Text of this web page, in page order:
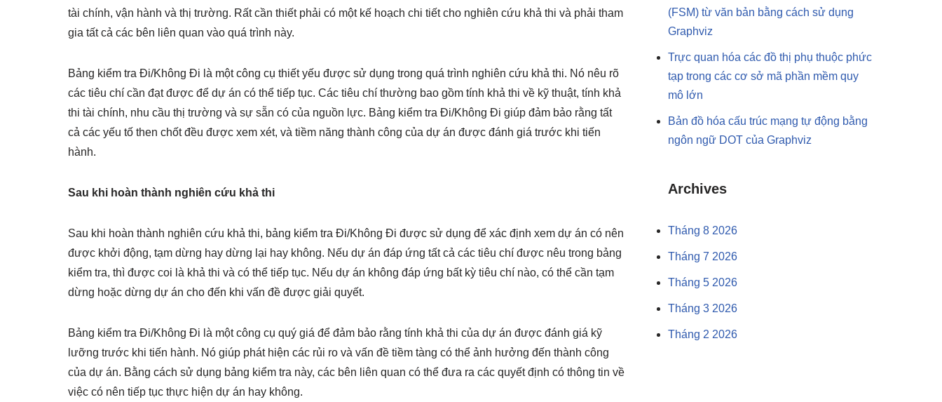
tài chính, vận hành và thị trường. Rất cần thiết phải có một kế hoạch chi tiết cho nghiên cứu khả thi và phải tham
gia tất cả các bên liên quan vào quá trình này.
Bảng kiểm tra Đi/Không Đi là một công cụ thiết yếu được sử dụng trong quá trình nghiên cứu khả thi. Nó nêu rõ
các tiêu chí cần đạt được để dự án có thể tiếp tục. Các tiêu chí thường bao gồm tính khả thi về kỹ thuật, tính khả
thi tài chính, nhu cầu thị trường và sự sẵn có của nguồn lực. Bảng kiểm tra Đi/Không Đi giúp đảm bảo rằng tất
cả các yếu tố then chốt đều được xem xét, và tiềm năng thành công của dự án được đánh giá trước khi tiến
hành.
Sau khi hoàn thành nghiên cứu khả thi
Sau khi hoàn thành nghiên cứu khả thi, bảng kiểm tra Đi/Không Đi được sử dụng để xác định xem dự án có nên
được khởi động, tạm dừng hay dừng lại hay không. Nếu dự án đáp ứng tất cả các tiêu chí được nêu trong bảng
kiểm tra, thì được coi là khả thi và có thể tiếp tục. Nếu dự án không đáp ứng bất kỳ tiêu chí nào, có thể cần tạm
dừng hoặc dừng dự án cho đến khi vấn đề được giải quyết.
Bảng kiểm tra Đi/Không Đi là một công cụ quý giá để đảm bảo rằng tính khả thi của dự án được đánh giá kỹ
lưỡng trước khi tiến hành. Nó giúp phát hiện các rủi ro và vấn đề tiềm tàng có thể ảnh hưởng đến thành công
của dự án. Bằng cách sử dụng bảng kiểm tra này, các bên liên quan có thể đưa ra các quyết định có thông tin về
việc có nên tiếp tục thực hiện dự án hay không.
(FSM) từ văn bản bằng cách sử dụng
Graphviz
Trực quan hóa các đồ thị phụ thuộc phức
tạp trong các cơ sở mã phần mềm quy
mô lớn
Bản đồ hóa cấu trúc mạng tự động bằng
ngôn ngữ DOT của Graphviz
Archives
Tháng 8 2026
Tháng 7 2026
Tháng 5 2026
Tháng 3 2026
Tháng 2 2026